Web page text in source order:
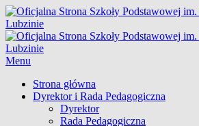
Skip
to
content
Oficjalna Strona Szkoły Podstawowej im.
Lubzinie
Menu
Główne
menu
Strona główna
Dyrektor i Rada Pedagogiczna
Dyrektor
Rada Pedagogiczna